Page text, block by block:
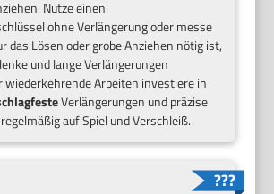
Nutze einen
ohne Verlängerung oder messe
das Lösen oder grobe Anziehen nötig ist,
und lange Verlängerungen
wiederkehrende Arbeiten investiere in
Verlängerungen und präzise
auf Spiel und Verschleiß.